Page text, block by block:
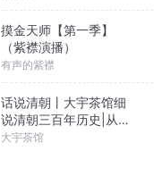
摸金天师【第一季】
（紫襟演播）
有声的紫襟
话说清朝丨大宇茶馆细
说清朝三百年历史|从努
尔哈赤到末代皇帝溥仪|
大宇茶馆